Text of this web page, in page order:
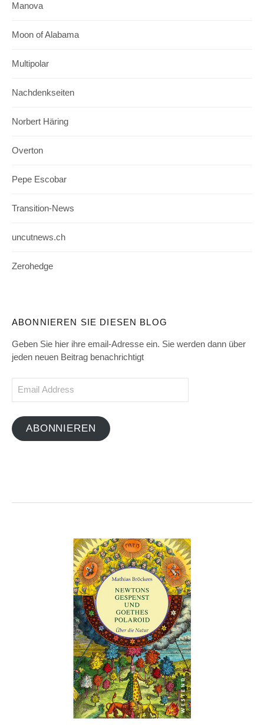
Manova
Moon of Alabama
Multipolar
Nachdenkseiten
Norbert Häring
Overton
Pepe Escobar
Transition-News
uncutnews.ch
Zerohedge
ABONNIEREN SIE DIESEN BLOG
Geben Sie hier ihre email-Adresse ein. Sie werden dann über
jeden neuen Beitrag benachrichtigt
ABONNIEREN